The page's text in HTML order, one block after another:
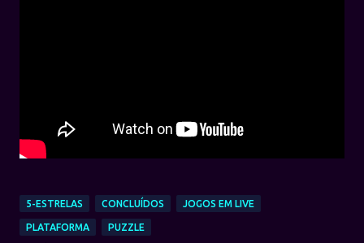
5-ESTRELAS CONCLUÍDOS JOGOS EM LIVE
PLATAFORMA
PUZZLE